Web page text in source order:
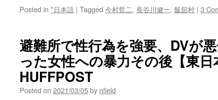
Posted in *日本語 | Tagged 今村哲二, 長谷川健一, 飯舘村 | 3
避難所で性行為を強要、DV
った女性への暴力その後【東
HUFFPOST
Posted on 2021/03/05by nfield